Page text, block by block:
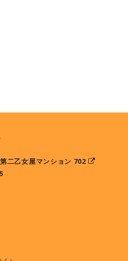
二乙女屋マンション 702